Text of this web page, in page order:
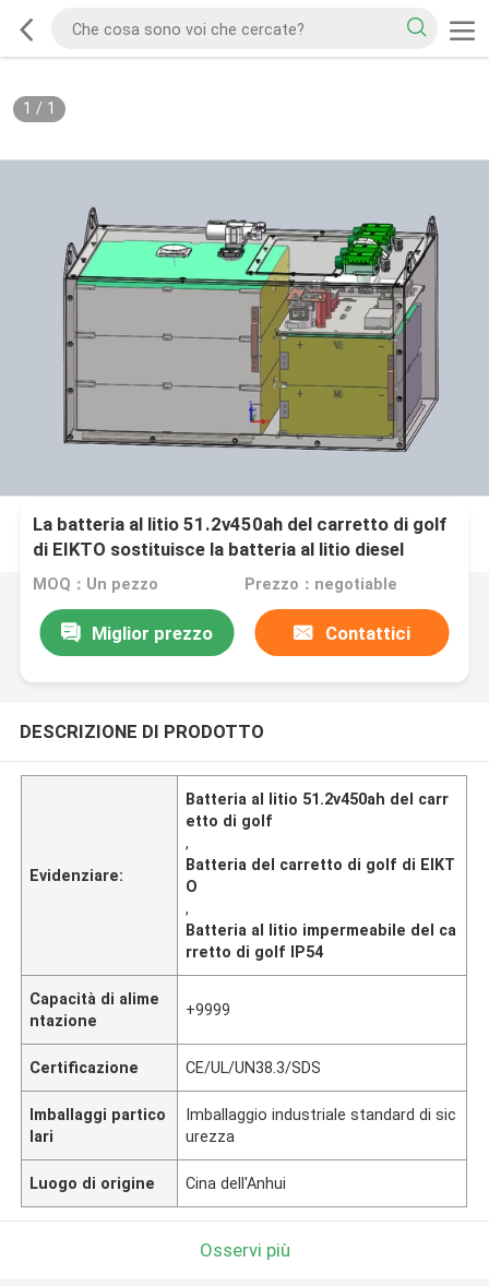
1 / 1
La batteria al litio 51.2v450ah del carretto di golf
di EIKTO sostituisce la batteria al litio diesel
MOQ：Un pezzo Prezzo：negotiable
Miglior prezzo Contattici
DESCRIZIONE DI PRODOTTO
Evidenziare:
Batteria al litio 51.2v450ah del carr
etto di golf
,
Batteria del carretto di golf di EIKT
O
,
Batteria al litio impermeabile del ca
rretto di golf IP54
Capacità di alime
ntazione
+9999
Certificazione CE/UL/UN38.3/SDS
Imballaggi partico
lari
Imballaggio industriale standard di sic
urezza
Luogo di origine Cina dell'Anhui
Osservi più